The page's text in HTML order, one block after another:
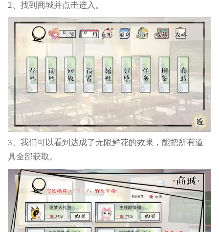
2、找到商城并点击进入。
3、我们可以看到达成了无限鲜花的效果，能把所有道
具全部获取。